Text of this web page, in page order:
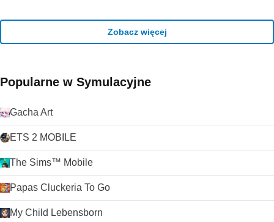
Zobacz więcej
Popularne w Symulacyjne
Gacha Art
ETS 2 MOBILE
The Sims™ Mobile
Papas Cluckeria To Go
My Child Lebensborn